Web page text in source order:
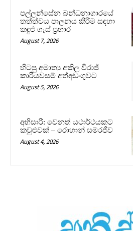
පල්ලන්සේන බන්ධනාගාරයේ
තත්ත්වය පාලනය කිරීම සඳහා
කඳුළු ගෑස් ප්‍රහාර
August 7, 2026
හිටපු අමාත්‍ය අකිල විරාජ්
කාරියවසම් අත්අඩංගුවට
August 5, 2026
අභිසාරී: වෙනත් යථාර්ථයකට
කවුළුවක් – රොහාන් සමරජීව
August 4, 2026